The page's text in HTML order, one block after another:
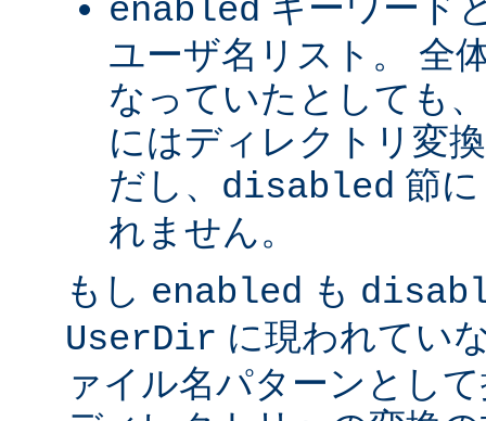
enabled
ユーザ名リスト。 全
なっていたとしても
にはディレクトリ変
だし、 disabled 節
れません。
もし enabled も
UserDir に現われてい
ァイル名パターンとし